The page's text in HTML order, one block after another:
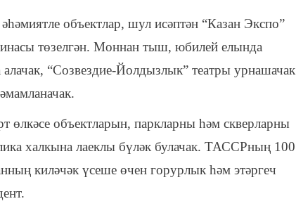
объектлар, шул исәптән “Казан Экспо”
төзелгән. Моннан тыш, юбилей елында
“Созвездие-Йолдызлык” театры урнашачак
өлкәсе объектларын, паркларны һәм скверларны
халкына лаеклы бүләк булачак. ТАССРның 100
киләчәк үсеше өчен горурлык һәм этәргеч